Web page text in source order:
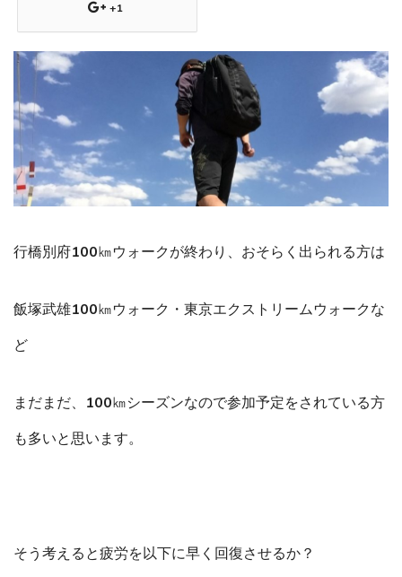
+1
行橋別府100㎞ウォークが終わり、おそらく出られる方は
飯塚武雄100㎞ウォーク・東京エクストリームウォークな
ど
まだまだ、100㎞シーズンなので参加予定をされている方
も多いと思います。
そう考えると疲労を以下に早く回復させるか？